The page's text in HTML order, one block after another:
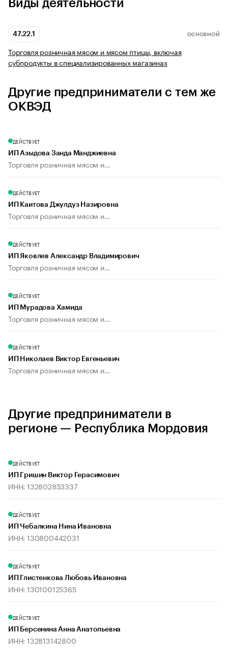
Виды деятельности
47.22.1 ОСНОВНОЙ
Торговля розничная мясом и мясом птицы, включая
субпродукты в специализированных магазинах
Другие предприниматели с тем же
ОКВЭД
ДЕЙСТВУЕТ
ИП Азыдова Занда Манджиевна
Торговля розничная мясом и...
ДЕЙСТВУЕТ
ИП Каитова Джулдуз Назировна
Торговля розничная мясом и...
ДЕЙСТВУЕТ
ИП Яковлев Александр Владимирович
Торговля розничная мясом и...
ДЕЙСТВУЕТ
ИП Мурадова Хамида
Торговля розничная мясом и...
ДЕЙСТВУЕТ
ИП Николаев Виктор Евгеньевич
Торговля розничная мясом и...
Другие предприниматели в
регионе — Республика Мордовия
ДЕЙСТВУЕТ
ИП Гришин Виктор Герасимович
ИНН: 132802853337
ДЕЙСТВУЕТ
ИП Чебалкина Нина Ивановна
ИНН: 130800442031
ДЕЙСТВУЕТ
ИП Глистенкова Любовь Ивановна
ИНН: 130100125365
ДЕЙСТВУЕТ
ИП Берсенина Анна Анатольевна
ИНН: 132813142800